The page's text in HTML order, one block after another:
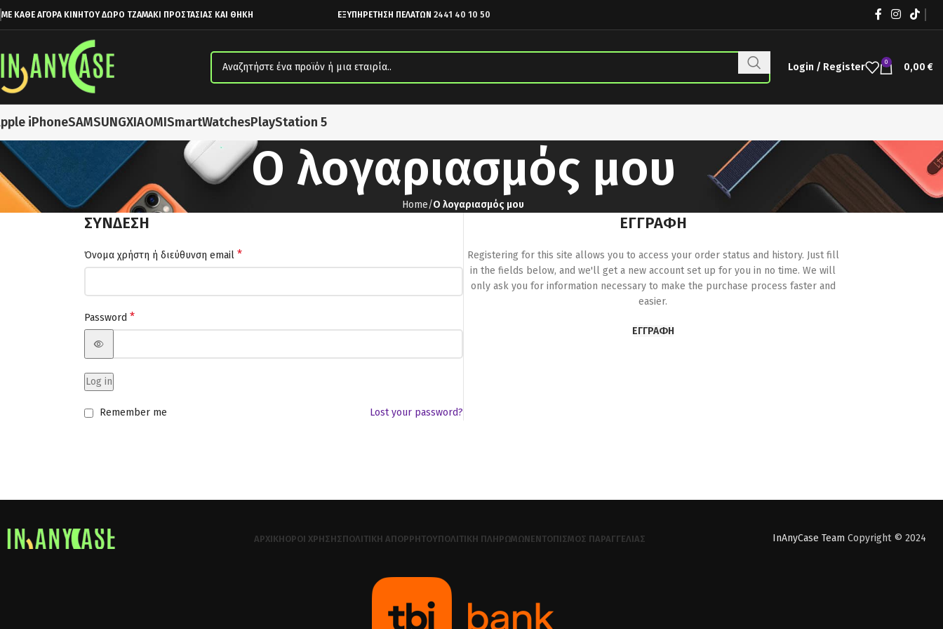
ΜΕ ΚΑΘΕ ΑΓΟΡΑ ΚΙΝΗΤΟΥ ΔΩΡΟ ΤΖΑΜΑΚΙ ΠΡΟΣΤΑΣΙΑΣ ΚΑΙ ΘΗΚΗ ΕΞΥΠΗΡΕΤΗΣΗ ΠΕΛΑΤΩΝ 2441 40 10 50
Login / Register 0 0,00 €
iPhoneSAMSUNGXIAOMISmartWatchesPlayStation 5
Ο λογαριασμός μου
Home Ο λογαριασμός μου
ΣΎΝΔΕΣΗ
Όνομα χρήστη ή διεύθυνση email *
Password *
Log in
Lost your password?
Remember me
ΕΓΓΡΑΦΉ
Registering for this site allows you to access your order status and history. Just fill
in the fields below, and we'll get a new account set up for you in no time. We will
only ask you for information necessary to make the purchase process faster and
easier.
ΕΓΓΡΑΦΉ
ΑΡΧΙΚΉΌΡΟΙ ΧΡΉΣΗΣΠΟΛΙΤΙΚΉ ΑΠΟΡΡΉΤΟΥΠΟΛΙΤΙΚΉ ΠΛΗΡΩΜΏΝΕΝΤΟΠΙΣΜΌΣ ΠΑΡΑΓΓΕΛΊΑΣ InAnyCase Team Copyright © 2024